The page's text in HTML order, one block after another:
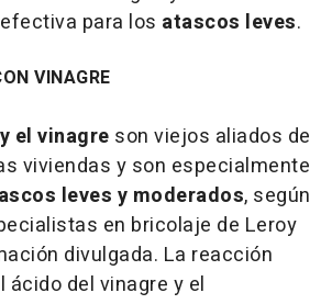
para los atascos leves.
VINAGRE
el vinagre son viejos aliados de
viviendas y son especialmente
leves y moderados, según
en bricolaje de Leroy
divulgada. La reacción
ácido del vinagre y el